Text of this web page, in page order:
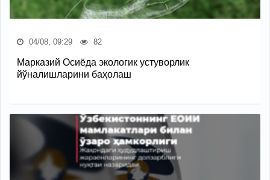
04/08, 09:29 82
Марказий Осиёда экологик устуворлик
йўналишларини баҳолаш